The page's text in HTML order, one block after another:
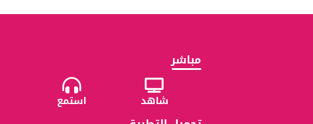
مباشر
شاهد استمع